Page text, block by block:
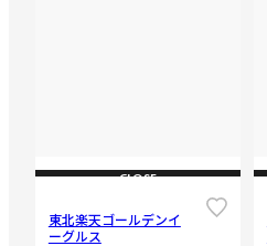
CLOSE
東北楽天ゴールデンイ
ーグルス